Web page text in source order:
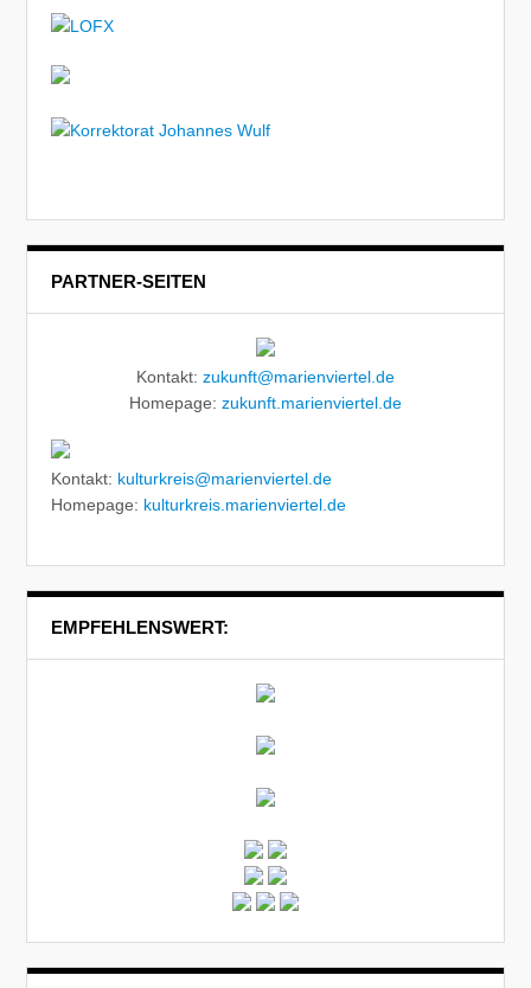
PARTNER-SEITEN
Kontakt: zukunft@marienviertel.de
Homepage: zukunft.marienviertel.de
Kontakt: kulturkreis@marienviertel.de
Homepage: kulturkreis.marienviertel.de
EMPFEHLENSWERT: